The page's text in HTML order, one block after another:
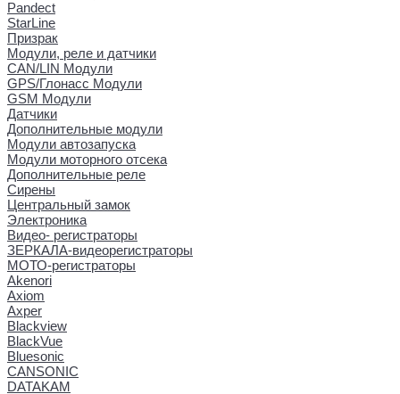
Pandect
StarLine
Призрак
Модули, реле и датчики
CAN/LIN Модули
GPS/Глонасс Модули
GSM Модули
Датчики
Дополнительные модули
Модули автозапуска
Модули моторного отсека
Дополнительные реле
Сирены
Центральный замок
Электроника
Видео- регистраторы
ЗЕРКАЛА-видеорегистраторы
МОТО-регистраторы
Akenori
Axiom
Axper
Blackview
BlackVue
Bluesonic
CANSONIC
DATAKAM